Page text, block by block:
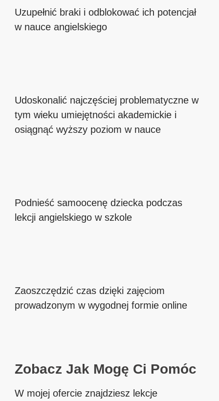
Uzupełnić braki i odblokować ich potencjał
w nauce angielskiego
Udoskonalić najczęściej problematyczne w
tym wieku umiejętności akademickie i
osiągnąć wyższy poziom w nauce
Podnieść samoocenę dziecka podczas
lekcji angielskiego w szkole
Zaoszczędzić czas dzięki zajęciom
prowadzonym w wygodnej formie online
Zobacz Jak Mogę Ci Pomóc
W mojej ofercie znajdziesz lekcje